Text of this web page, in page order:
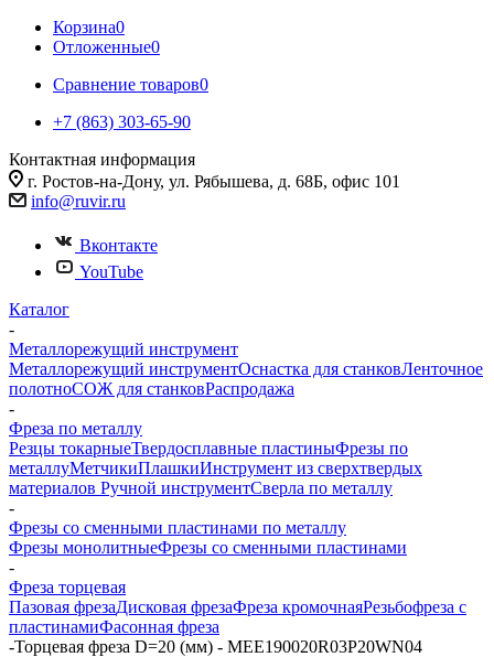
Корзина0
Отложенные0
Сравнение товаров0
+7 (863) 303-65-90
Контактная информация
г. Ростов-на-Дону, ул. Рябышева, д. 68Б, офис 101
info@ruvir.ru
Вконтакте
YouTube
Каталог
-
Металлорежущий инструмент
Металлорежущий инструментОснастка для станковЛенточное
полотноСОЖ для станковРаспродажа
-
Фреза по металлу
Резцы токарныеТвердосплавные пластиныФрезы по
металлуМетчикиПлашкиИнструмент из сверхтвердых
материалов Ручной инструментСверла по металлу
-
Фрезы со сменными пластинами по металлу
Фрезы монолитныеФрезы со сменными пластинами
-
Фреза торцевая
Пазовая фрезаДисковая фрезаФреза кромочнаяРезьбофреза с
пластинамиФасонная фреза
-Торцевая фреза D=20 (мм) - MEE190020R03P20WN04